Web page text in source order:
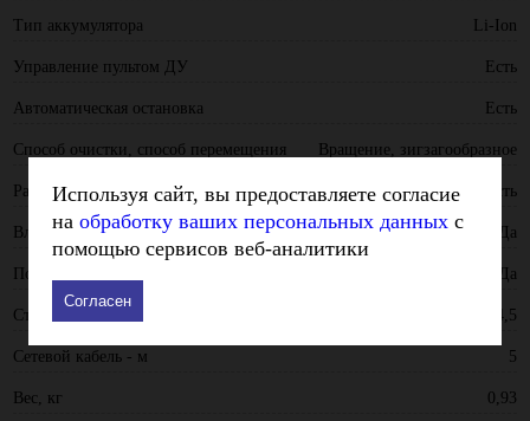
Тип аккумулятора Li-Ion
Управление пультом ДУ Есть
Автоматическая остановка Есть
Способ очистки, способ перемещения Вращение, зигзагообразное
Распыление жидкости на стекло Есть
Влажная уборка Да
Полностью автоматическая уборка Да
Страховочный трос - м 4,5
Сетевой кабель - м 5
Вес, кг 0,93
Используя сайт, вы предоставляете согласие
на обработку ваших персональных данных с
помощью сервисов веб-аналитики
Согласен